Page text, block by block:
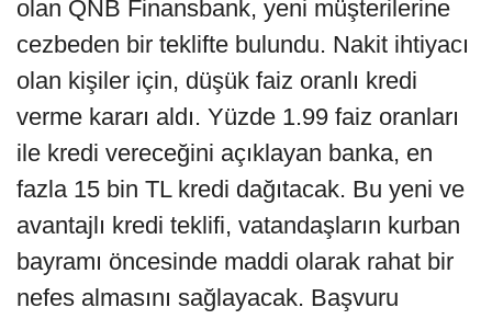
olan QNB Finansbank, yeni müşterilerine
cezbeden bir teklifte bulundu. Nakit ihtiyacı
olan kişiler için, düşük faiz oranlı kredi
verme kararı aldı. Yüzde 1.99 faiz oranları
ile kredi vereceğini açıklayan banka, en
fazla 15 bin TL kredi dağıtacak. Bu yeni ve
avantajlı kredi teklifi, vatandaşların kurban
bayramı öncesinde maddi olarak rahat bir
nefes almasını sağlayacak. Başvuru